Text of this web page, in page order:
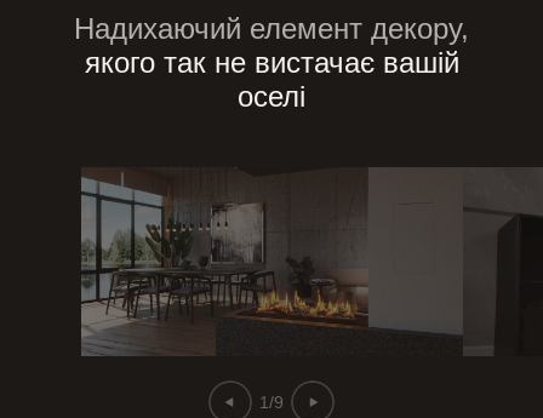
Надихаючий елемент декору,
якого так не вистачає вашій
оселі
1/9